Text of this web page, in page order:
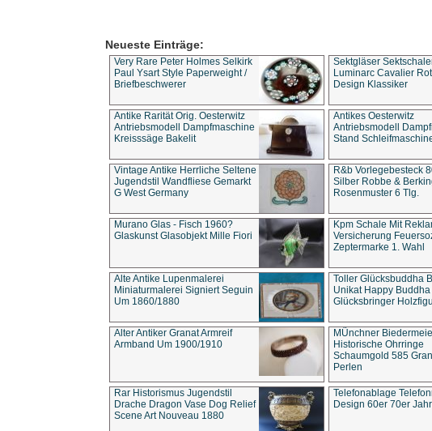
Neueste Einträge:
Very Rare Peter Holmes Selkirk
Paul Ysart Style Paperweight /
Briefbeschwerer
Sektgläser
Luminarc Cavalier
Design Klassiker
Antike Rarität Orig. Oesterwitz
Antriebsmodell Dampfmaschine
Kreisssäge Bakelit
Antikes Oesterwitz
Antriebsmodell
Stand
Vintage Antike Herrliche Seltene
Jugendstil Wandfliese Gemarkt
G West Germany
R&b Vorlegebesteck
Silber Robbe &
Rosenmuster 6 Tlg.
Murano Glas - Fisch 1960?
Glaskunst Glasobjekt Mille Fiori
Kpm Schale Mit
Versicherung
Zeptermarke 1. Wahl
Alte Antike Lupenmalerei
Miniaturmalerei Signiert Seguin
Um 1860/1880
Toller Glücksbuddha
Unikat Happy Buddha
Glücksbringer
Alter Antiker Granat Armreif
Armband Um 1900/1910
MÜnchner
Historische Ohrringe
Schaumgold 585
Perlen
Rar Historismus Jugendstil
Drache Dragon Vase Dog Relief
Scene Art Nouveau 1880
Telefonablage
Design 60er 70er